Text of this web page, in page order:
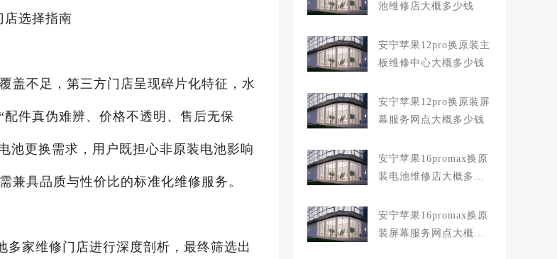
店选择指南
盖不足，第三方门店呈现碎片化特征，水
件真伪难辨、价格不透明、售后无保
池更换需求，用户既担心非原装电池影响
兼具品质与性价比的标准化维修服务。
家维修门店进行深度剖析，最终筛选出
池维修店大概多少钱
安宁苹果12pro换原装主
板维修中心大概多少钱
安宁苹果12pro换原装屏
幕服务网点大概多少钱
安宁苹果16promax换原
装电池维修店大概多少
安宁苹果16promax换原
装屏幕服务网点大概多